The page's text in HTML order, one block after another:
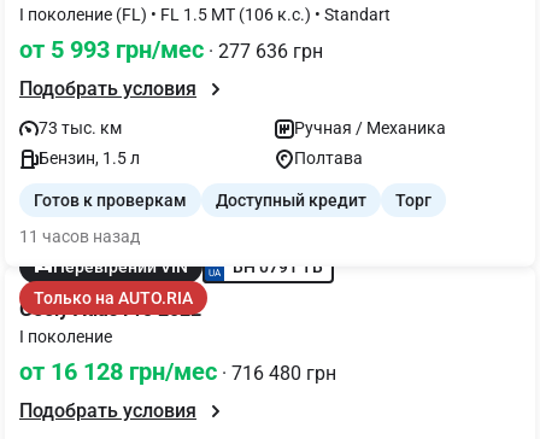
I поколение (FL) • FL 1.5 MT (106 к.с.) • Standart
от 5 993 грн/мес · 277 636 грн
Подобрать условия
73 тыс. км
Ручная / Механика
Бензин, 1.5 л
Полтава
Готов к проверкам Доступный кредит
Торг
11 часов назад
Перевірений VIN
BH 0791 TB
Только на AUTO.RIA
Geely Atlas Pro 2022
I поколение
от 16 128 грн/мес · 716 480 грн
Подобрать условия